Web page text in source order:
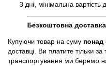
3 дні, мінімальна вартість
Безкоштовна доставка
Купуючи товар на суму понад
доставці. Ви платите тільки
транспортування ми беремо